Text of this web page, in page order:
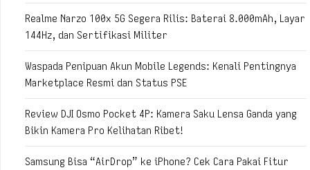
Realme Narzo 100x 5G Segera Rilis: Baterai 8.000mAh, Layar
144Hz, dan Sertifikasi Militer
Waspada Penipuan Akun Mobile Legends: Kenali Pentingnya
Marketplace Resmi dan Status PSE
Review DJI Osmo Pocket 4P: Kamera Saku Lensa Ganda yang
Bikin Kamera Pro Kelihatan Ribet!
Samsung Bisa “AirDrop” ke iPhone? Cek Cara Pakai Fitur